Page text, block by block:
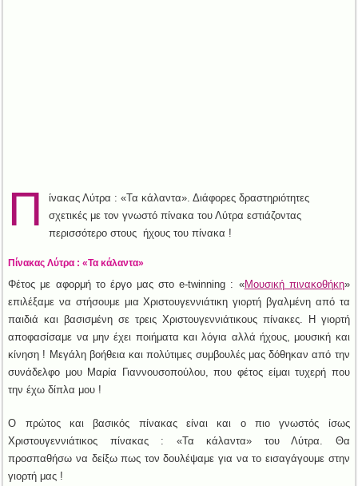
Π
ίνακας Λύτρα : «Τα κάλαντα». Διάφορες δραστηριότητες
σχετικές με τον γνωστό πίνακα του Λύτρα εστιάζοντας
περισσότερο στους ήχους του πίνακα !
Πίνακας Λύτρα : «Τα κάλαντα»
Φέτος με αφορμή το έργο μας στο e-twinning : «Μουσική πινακοθήκη»
επιλέξαμε να στήσουμε μια Χριστουγεννιάτικη γιορτή βγαλμένη από τα
παιδιά και βασισμένη σε τρεις Χριστουγεννιάτικους πίνακες. Η γιορτή
αποφασίσαμε να μην έχει ποιήματα και λόγια αλλά ήχους, μουσική και
κίνηση ! Μεγάλη βοήθεια και πολύτιμες συμβουλές μας δόθηκαν από την
συνάδελφο μου Μαρία Γιαννουσοπούλου, που φέτος είμαι τυχερή που
την έχω δίπλα μου !
Ο πρώτος και βασικός πίνακας είναι και ο πιο γνωστός ίσως
Χριστουγεννιάτικος πίνακας : «Τα κάλαντα» του Λύτρα. Θα
προσπαθήσω να δείξω πως τον δουλέψαμε για να το εισαγάγουμε στην
γιορτή μας !